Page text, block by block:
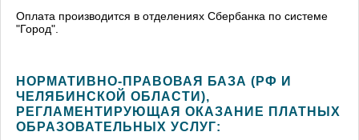
Оплата производится в отделениях Сбербанка по системе
"Город".
НОРМАТИВНО-ПРАВОВАЯ БАЗА (РФ И
ЧЕЛЯБИНСКОЙ ОБЛАСТИ),
РЕГЛАМЕНТИРУЮЩАЯ ОКАЗАНИЕ ПЛАТНЫХ
ОБРАЗОВАТЕЛЬНЫХ УСЛУГ: